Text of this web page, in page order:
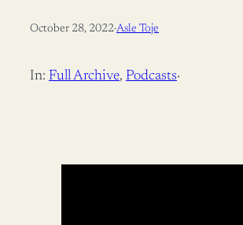
October 28, 2022·Asle Toje
In: Full Archive, Podcasts·